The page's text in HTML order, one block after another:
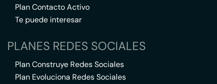
Plan Contacto Activo
Te puede interesar
PLANES REDES SOCIALES
Plan Construye Redes Sociales
Plan Evoluciona Redes Sociales